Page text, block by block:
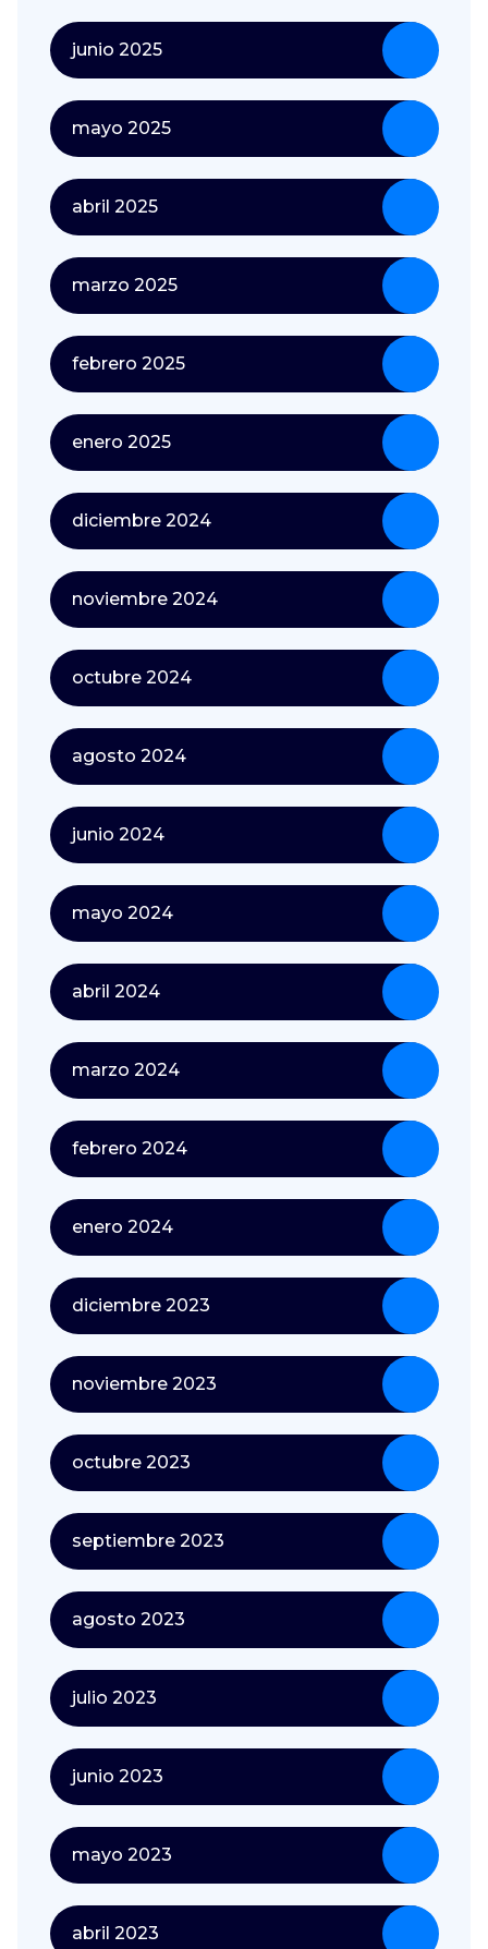
junio 2025
mayo 2025
abril 2025
marzo 2025
febrero 2025
enero 2025
diciembre 2024
noviembre 2024
octubre 2024
agosto 2024
junio 2024
mayo 2024
abril 2024
marzo 2024
febrero 2024
enero 2024
diciembre 2023
noviembre 2023
octubre 2023
septiembre 2023
agosto 2023
julio 2023
junio 2023
mayo 2023
abril 2023